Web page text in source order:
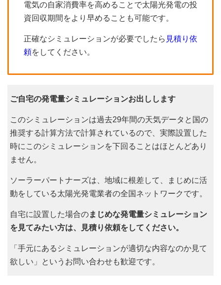
電気の自家消費率を高めることで太陽光発電の投
資回収期間をより早めることも可能です。
正確なシミュレーションが必要でしたら 見積り依
頼をしてください。
ご自宅の発電量シミュレーションお出しします
このシミュレーションは過去29年間の天気データと国の
推奨する計算方法で計算されているので、実際設置した
時にこのシミュレーションを下回ることはほとんどあり
ません。
ソーラーパートナーズは、地域に根差して、まじめに活
動をしている太陽光発電業者の全国ネットワークです。
自宅に設置した場合のまじめな発電量シミュレーション
を見てみたい方は、見積り依頼をしてください。
「手元にあるシミュレーションが適切な内容なのか見て
欲しい」というお問い合わせも歓迎です。